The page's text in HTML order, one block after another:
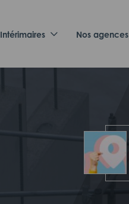
Intérimaires Nos agences